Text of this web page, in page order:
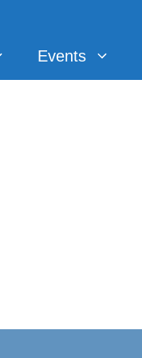
Events